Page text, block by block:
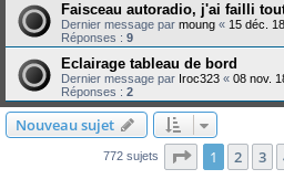
Faisceau autoradio, j'ai failli
Dernier message par moung « 15 déc.
Réponses : 9
Eclairage tableau de bord
Dernier message par Iroc323 « 08 nov.
Réponses : 2
Nouveau sujet
772 sujets Page 1sur16
1 2 3